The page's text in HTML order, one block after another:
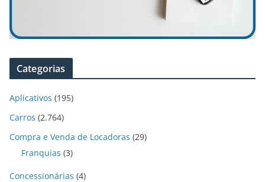
Categorias
Aplicativos (195)
Carros (2.764)
Compra e Venda de Locadoras (29)
Franquias (3)
Concessionárias (4)